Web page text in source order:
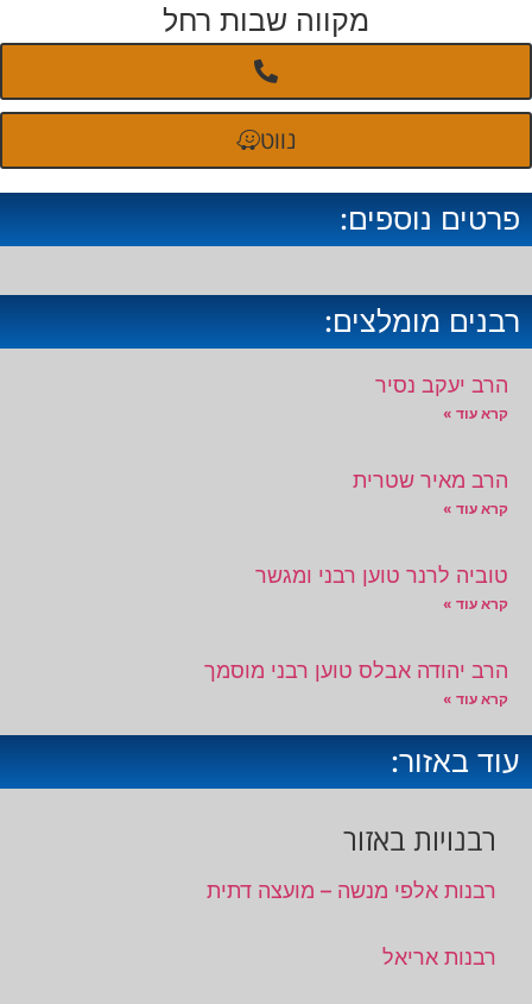
מקווה שבות רחל
נווט
פרטים נוספים:
רבנים מומלצים:
הרב יעקב נסיר
קרא עוד »
הרב מאיר שטרית
קרא עוד »
טוביה לרנר טוען רבני ומגשר
קרא עוד »
הרב יהודה אבלס טוען רבני מוסמך
קרא עוד »
עוד באזור:
רבנויות באזור
רבנות אלפי מנשה – מועצה דתית
רבנות אריאל